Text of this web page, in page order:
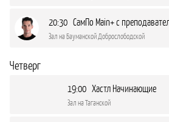
20:30 СамПо Main+ с
Зал на Бауманской Доброслободской
Четверг
19:00 Хастл Начинающие
Зал на Таганской